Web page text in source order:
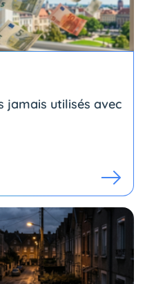
jamais utilisés avec